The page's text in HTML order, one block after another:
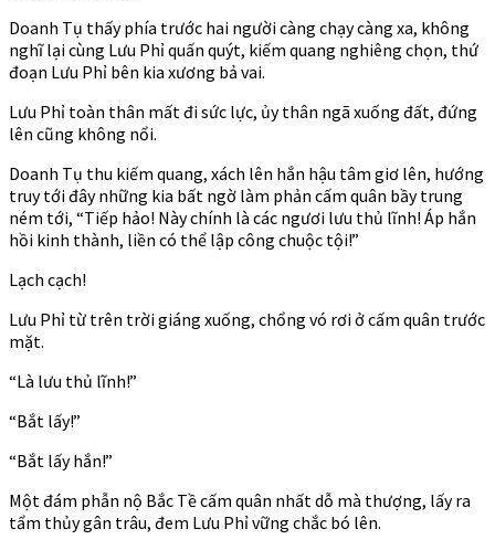
Doanh Tụ thấy phía trước hai người càng chạy càng xa, không
nghĩ lại cùng Lưu Phỉ quấn quýt, kiếm quang nghiêng chọn, thứ
đoạn Lưu Phỉ bên kia xương bả vai.
Lưu Phỉ toàn thân mất đi sức lực, ủy thân ngã xuống đất, đứng
lên cũng không nổi.
Doanh Tụ thu kiếm quang, xách lên hắn hậu tâm giơ lên, hướng
truy tới đây những kia bất ngờ làm phản cấm quân bầy trung
ném tới, “Tiếp hảo! Này chính là các ngươi lưu thủ lĩnh! Áp hắn
hồi kinh thành, liền có thể lập công chuộc tội!”
Lạch cạch!
Lưu Phỉ từ trên trời giáng xuống, chổng vó rơi ở cấm quân trước
mặt.
“Là lưu thủ lĩnh!”
“Bắt lấy!”
“Bắt lấy hắn!”
Một đám phẫn nộ Bắc Tề cấm quân nhất dỗ mà thượng, lấy ra
tẩm thủy gân trâu, đem Lưu Phỉ vững chắc bó lên.